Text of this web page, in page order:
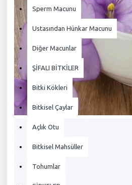
Sperm Macunu
Ustasından Hünkar Macunu
Diğer Macunlar
ŞİFALI BİTKİLER
Bitki Kökleri
Bitkisel Çaylar
Açlık Otu
Bitkisel Mahsüller
Tohumlar